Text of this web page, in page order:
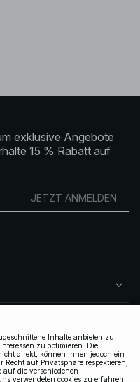
exklusive Angebote
15 % Rabatt auf
JETZT ANMELDEN